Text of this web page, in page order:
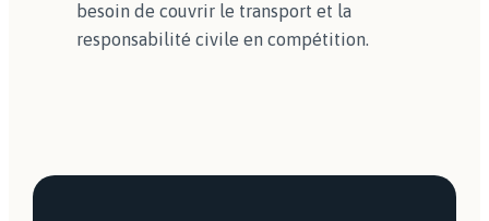
besoin de couvrir le transport et la
responsabilité civile en compétition.